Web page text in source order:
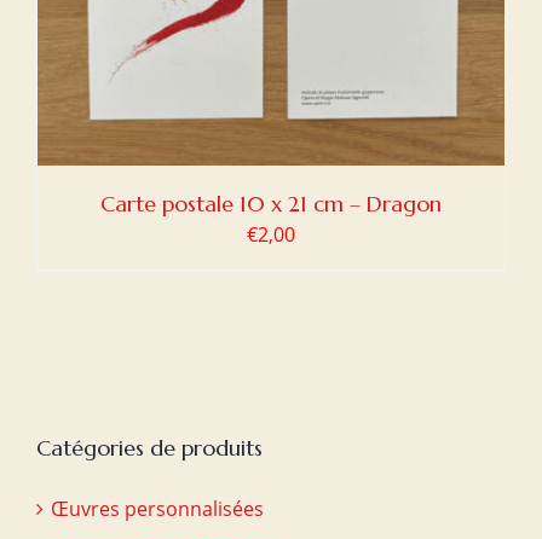
Carte postale 10 x 21 cm – Dragon
€2,00
Catégories de produits
Œuvres personnalisées